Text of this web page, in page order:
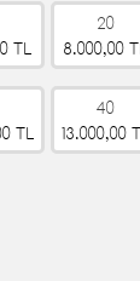
TL
20
8.000,00 TL
TL
40
13.000,00